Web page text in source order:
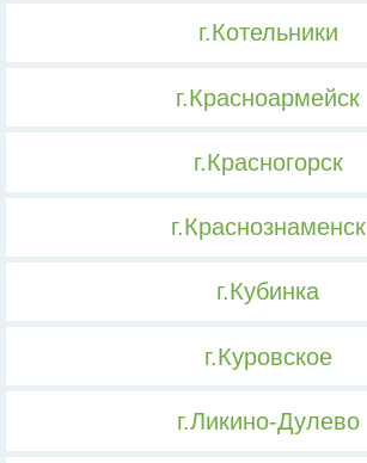
г.Котельники
г.Красноармейск
г.Красногорск
г.Краснознаменск
г.Кубинка
г.Куровское
г.Ликино-Дулево